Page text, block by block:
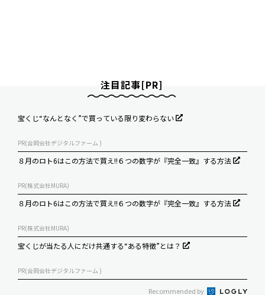
注目記事[PR]
宝くじ“なんとなく”で買っている限り変わらない
PR(合同会社デジタルファーム )
８月のロト6はこの方法で買え!!６つの数字が『完全一致』する方法
PR(株式会社MURA)
８月のロト6はこの方法で買え!!６つの数字が『完全一致』する方法
PR(株式会社MURA)
宝くじが当たる人にだけ共通する“ある特徴”とは？
PR(合同会社デジタルファーム )
Recommended by